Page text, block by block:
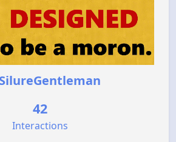
SilureGentleman
42
Interactions